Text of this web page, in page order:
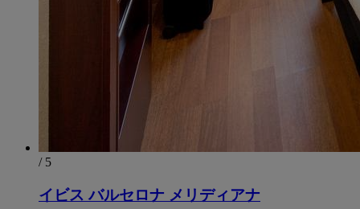
/ 5
イビス バルセロナ メリディアナ